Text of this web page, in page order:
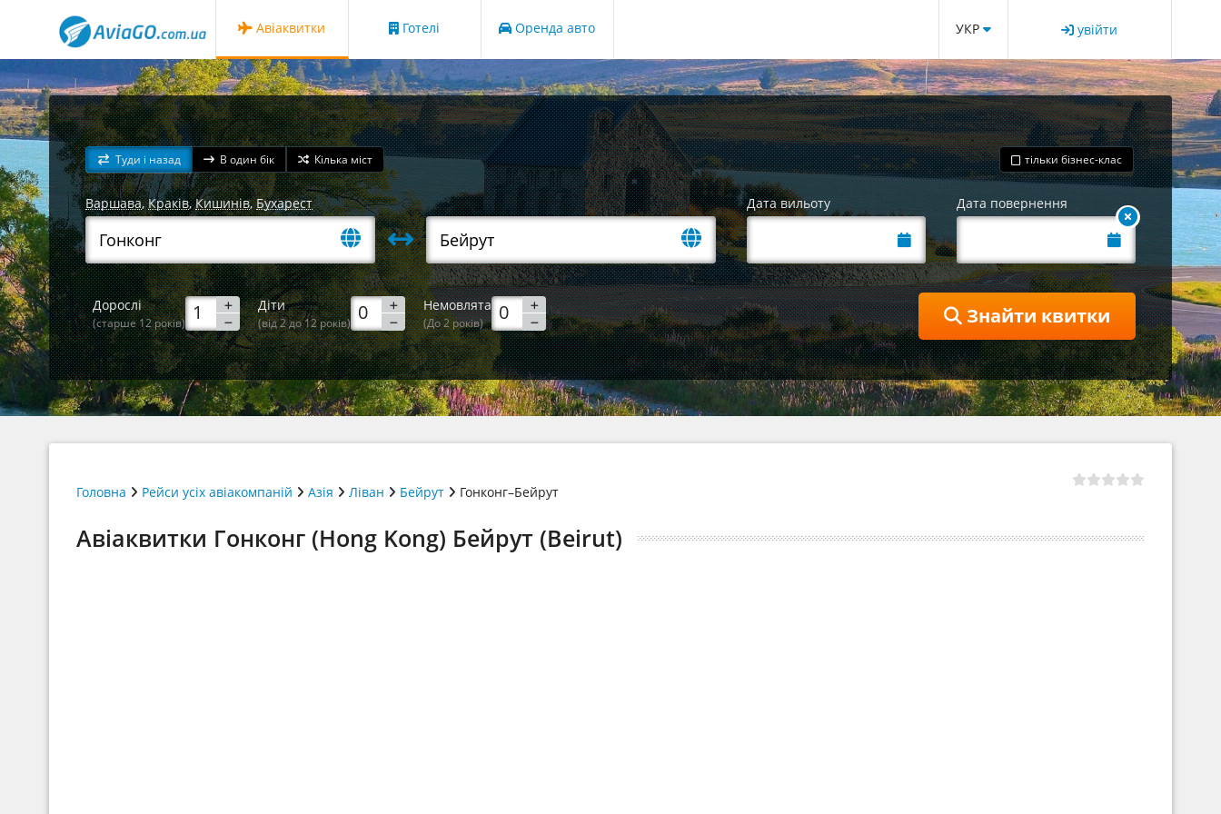
Авіаквитки Готелі Оренда авто УКР увійти
Туди і назад В один бік Кілька міст тільки бізнес-клас
Варшава,Краків,Кишинів,Бухарест Дата вильоту Дата повернення
Дорослі
(старше 12 років)
Діти
(від 2 до 12 років)
Немовлята
(До 2 років) Знайти квитки
Головна Рейси усіх авіакомпаній Азія Ліван Бейрут Гонконг–Бейрут
Авіаквитки Гонконг (Hong Kong) Бейрут (Beirut)